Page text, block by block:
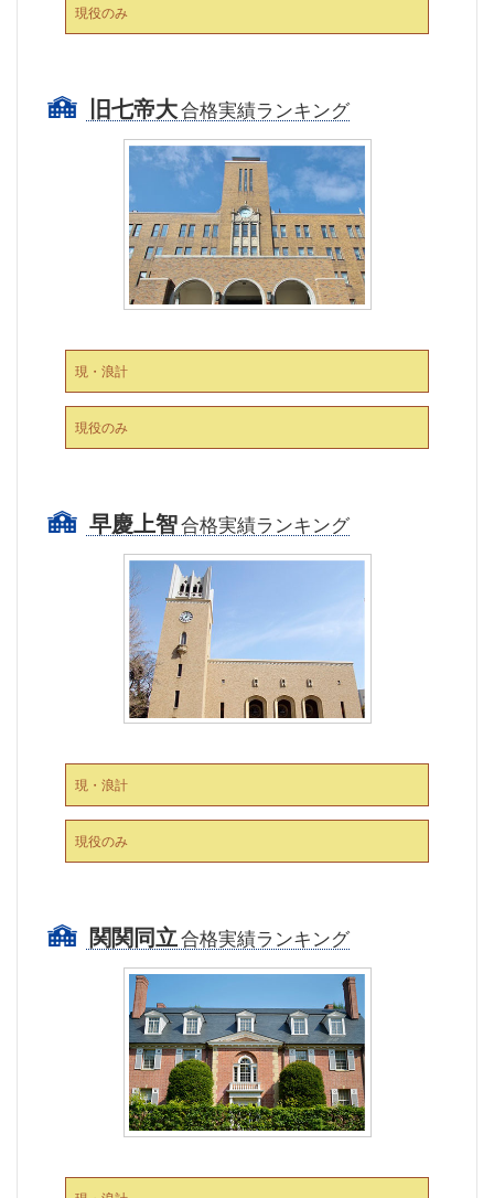
現役のみ
旧七帝大合格実績ランキング
現・浪計
現役のみ
早慶上智合格実績ランキング
現・浪計
現役のみ
関関同立合格実績ランキング